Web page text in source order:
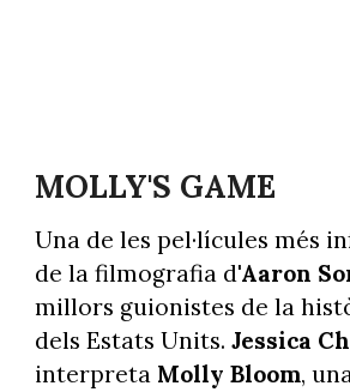
MOLLY'S GAME
Una de les pel·lícules més
de la filmografia d'Aaron
millors guionistes de la
dels Estats Units. Jessica
interpretaMolly Bloom,